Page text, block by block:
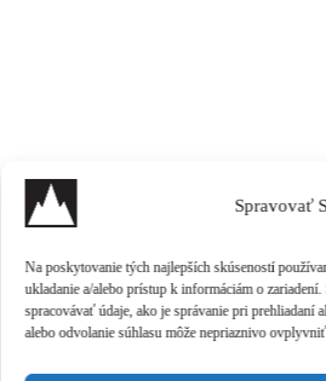
Spravovať
Na poskytovanie tých najlepších skúseností
ukladanie a/alebo prístup k informáciám o
spracovávať údaje, ako je správanie pri prehliadaní
alebo odvolanie súhlasu môže nepriaznivo